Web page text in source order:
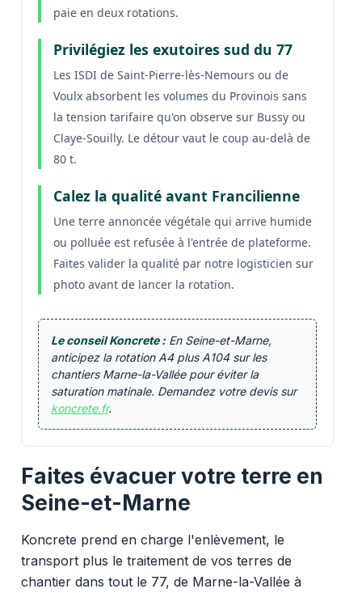
paie en deux rotations.
Privilégiez les exutoires sud du 77
Les ISDI de Saint-Pierre-lès-Nemours ou de
Voulx absorbent les volumes du Provinois sans
la tension tarifaire qu'on observe sur Bussy ou
Claye-Souilly. Le détour vaut le coup au-delà de
80 t.
Calez la qualité avant Francilienne
Une terre annoncée végétale qui arrive humide
ou polluée est refusée à l'entrée de plateforme.
Faites valider la qualité par notre logisticien sur
photo avant de lancer la rotation.
Le conseil Koncrete :En Seine-et-Marne,
anticipez la rotation A4 plus A104 sur les
chantiers Marne-la-Vallée pour éviter la
saturation matinale. Demandez votre devis sur
koncrete.fr.
Faites évacuer votre terre en
Seine-et-Marne
Koncrete prend en charge l'enlèvement, le
transport plus le traitement de vos terres de
chantier dans tout le 77, de Marne-la-Vallée à